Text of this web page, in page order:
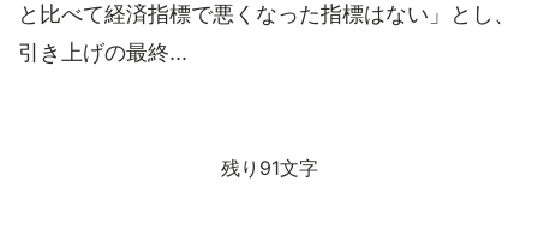
と比べて経済指標で悪くなった指標はない」とし、
引き上げの最終...
残り91文字